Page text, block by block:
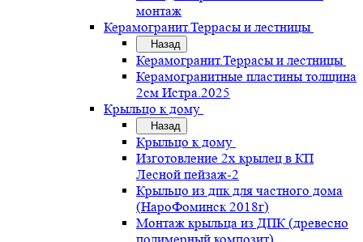
монтаж
Керамогранит.Террасы и лестницы
Назад
Керамогранит.Террасы и лестницы
Керамогранитные пластины толщина
2см Истра.2025
Крыльцо к дому
Назад
Крыльцо к дому
Изготовление 2х крылец в КП
Лесной пейзаж-2
Крыльцо из дпк для частного дома
(НароФоминск 2018г)
Монтаж крыльца из ДПК (древесно